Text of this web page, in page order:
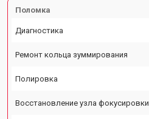
Поломка
Диагностика
Ремонт кольца зуммирования
Полировка
Восстановление узла фокусировки